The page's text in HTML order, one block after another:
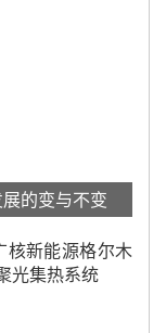
的变与不变
核新能源格尔木
光集热系统